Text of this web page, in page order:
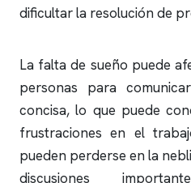
dificultar la resolución de
La falta de sueño puede
personas para
concisa, lo que puede
frustraciones en el
pueden perderse en la
discusiones